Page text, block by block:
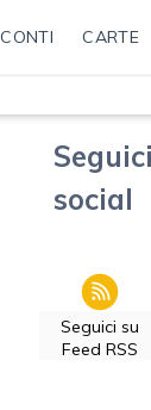
CONTI CARTE
social
Seguici su
Feed RSS